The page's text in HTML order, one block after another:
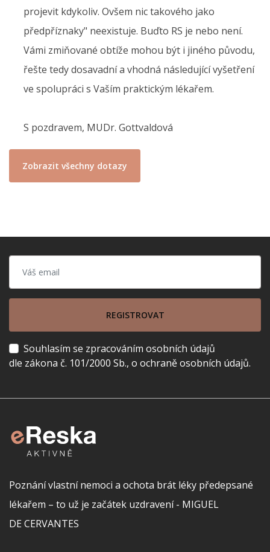
projevit kdykoliv. Ovšem nic takového jako
předpříznaky" neexistuje. Buďto RS je nebo není.
Vámi zmiňované obtíže mohou být i jiného původu,
řešte tedy dosavadní a vhodná následující vyšetření
ve spolupráci s Vaším praktickým lékařem.
S pozdravem, MUDr. Gottvaldová
Zobrazit všechny dotazy
REGISTROVAT
Souhlasím se zpracováním osobních údajů
dle zákona č. 101/2000 Sb., o ochraně osobních údajů.
Poznání vlastní nemoci a ochota brát léky předepsané
lékařem – to už je začátek uzdravení - MIGUEL
DE CERVANTES